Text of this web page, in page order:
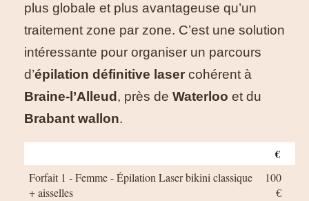
plus globale et plus avantageuse qu’un
traitement zone par zone. C’est une solution
intéressante pour organiser un parcours
d’épilation définitive laser cohérent à
Braine-l’Alleud , près de Waterloo et du
Brabant wallon.
€
Forfait 1 - Femme - Épilation Laser bikini classique
+ aisselles
100
€